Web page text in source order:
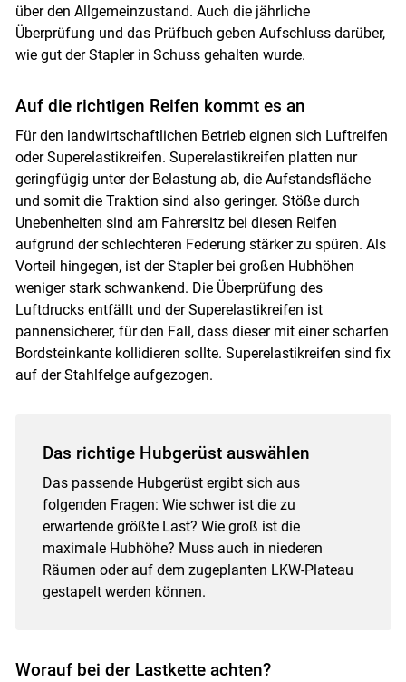
über den Allgemeinzustand. Auch die jährliche
Überprüfung und das Prüfbuch geben Aufschluss darüber,
wie gut der Stapler in Schuss gehalten wurde.
Auf die richtigen Reifen kommt es an
Für den landwirtschaftlichen Betrieb eignen sich Luftreifen
oder Superelastikreifen. Superelastikreifen platten nur
geringfügig unter der Belastung ab, die Aufstandsfläche
und somit die Traktion sind also geringer. Stöße durch
Unebenheiten sind am Fahrersitz bei diesen Reifen
aufgrund der schlechteren Federung stärker zu spüren. Als
Vorteil hingegen, ist der Stapler bei großen Hubhöhen
weniger stark schwankend. Die Überprüfung des
Luftdrucks entfällt und der Superelastikreifen ist
pannensicherer, für den Fall, dass dieser mit einer scharfen
Bordsteinkante kollidieren sollte. Superelastikreifen sind fix
auf der Stahlfelge aufgezogen.
Das richtige Hubgerüst auswählen
Das passende Hubgerüst ergibt sich aus
folgenden Fragen: Wie schwer ist die zu
erwartende größte Last? Wie groß ist die
maximale Hubhöhe? Muss auch in niederen
Räumen oder auf dem zugeplanten LKW-Plateau
gestapelt werden können.
Worauf bei der Lastkette achten?